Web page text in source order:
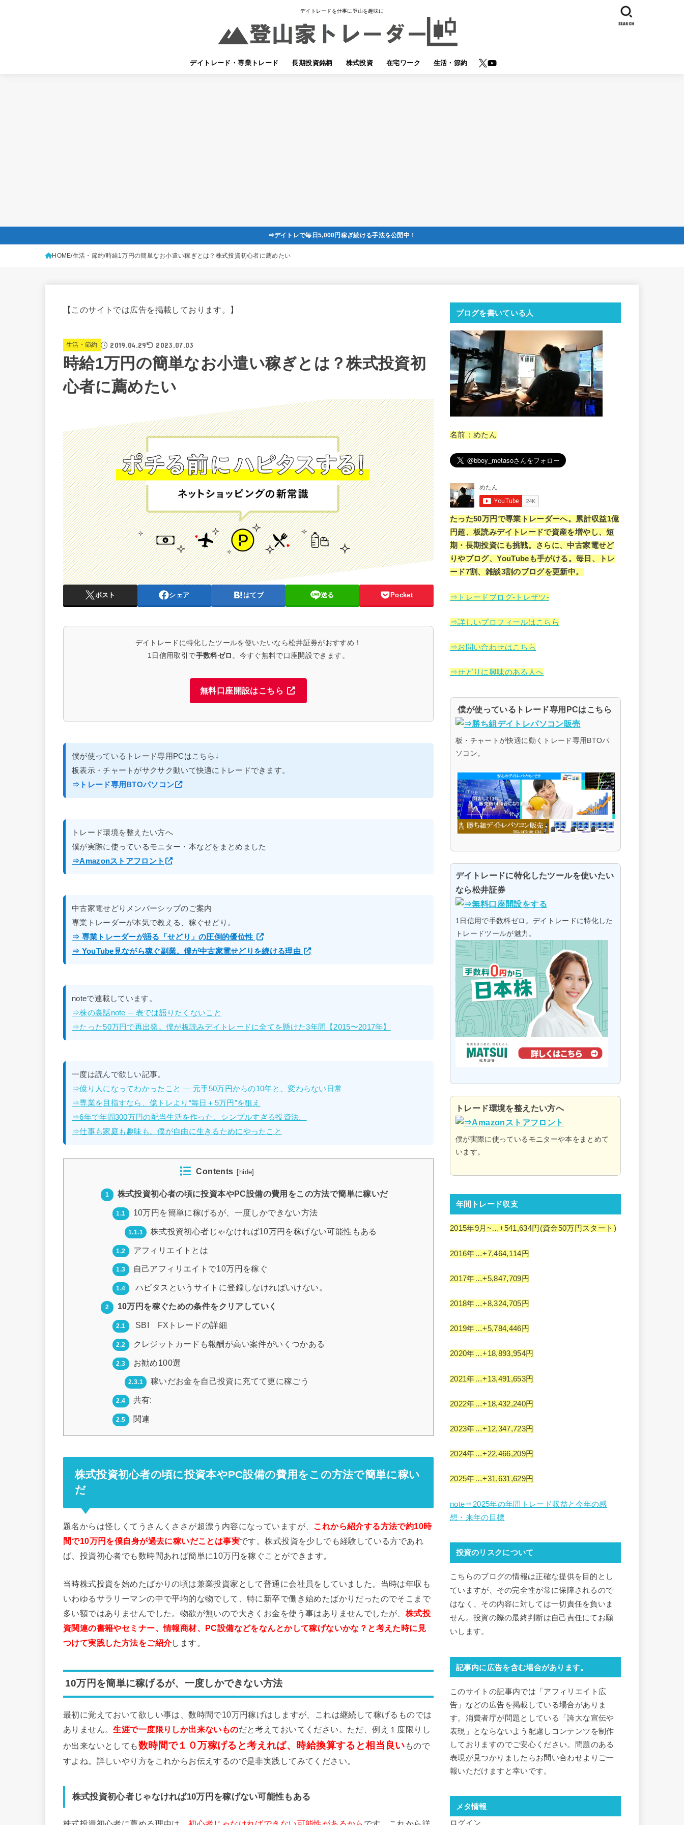
デイトレードを仕事に登山を趣味に
デイトレード・専業トレード 長期投資銘柄 株式投資 在宅ワーク 生活・節約
SEARCH
⇒デイトレで毎日5,000円稼ぎ続ける手法を公開中！
HOME 生活・節約 時給1万円の簡単なお小遣い稼ぎとは？株式投資初心者に薦めたい
【このサイトでは広告を掲載しております。】
生活・節約 2019.04.29 2023.07.03
時給1万円の簡単なお小遣い稼ぎとは？株式投資初
心者に薦めたい
ポスト シェア はてブ 送る Pocket
デイトレードに特化したツールを使いたいなら松井証券がおすすめ！
1日信用取引で手数料ゼロ 。今すぐ無料で口座開設できます。
無料口座開設はこちら
僕が使っているトレード専用PCはこちら↓
板表示・チャートがサクサク動いて快適にトレードできます。
⇒トレード専用BTOパソコン
トレード環境を整えたい方へ
僕が実際に使っているモニター・本などをまとめました
⇒Amazonストアフロント
中古家電せどりメンバーシップのご案内
専業トレーダーが本気で教える、稼ぐせどり。
⇒ 専業トレーダーが語る「せどり」の圧倒的優位性
⇒ YouTube見ながら稼ぐ副業。僕が中古家電せどりを続ける理由
noteで連載しています。
⇒株の裏話note ─ 表では語りたくないこと
⇒たった50万円で再出発。僕が板読みデイトレードに全てを懸けた3年間【2015〜2017年】
一度は読んで欲しい記事。
⇒億り人になってわかったこと — 元手50万円からの10年と、変わらない日常
⇒専業を目指すなら、億トレより“毎日＋5万円”を狙え
⇒6年で年間300万円の配当生活を作った、シンプルすぎる投資法。
⇒仕事も家庭も趣味も。僕が自由に生きるためにやったこと
Contents [ hide]
1 株式投資初心者の頃に投資本やPC設備の費用をこの方法で簡単に稼いだ
1.1 10万円を簡単に稼げるが、一度しかできない方法
1.1.1 株式投資初心者じゃなければ10万円を稼げない可能性もある
1.2 アフィリエイトとは
1.3 自己アフィリエイトで10万円を稼ぐ
1.4 ハピタスというサイトに登録しなければいけない。
2 10万円を稼ぐための条件をクリアしていく
2.1 SBI FXトレードの詳細
2.2 クレジットカードも報酬が高い案件がいくつかある
2.3 お勧め100選
2.3.1 稼いだお金を自己投資に充てて更に稼ごう
2.4 共有:
2.5 関連
株式投資初心者の頃に投資本やPC設備の費用をこの方法で簡単に稼い
だ
題名からは怪しくてうさんくささが超漂う内容になっていますが、 これから紹介する方法で約10時
間で10万円を僕自身が過去に稼いだことは事実です。株式投資を少しでも経験している方であれ
ば、投資初心者でも数時間あれば簡単に10万円を稼ぐことができます。
当時株式投資を始めたばかりの頃は兼業投資家として普通に会社員をしていました。当時は年収も
いわゆるサラリーマンの中で平均的な物でして、特に新卒で働き始めたばかりだったのでそこまで
多い額ではありませんでした。物欲が無いので大きくお金を使う事はありませんでしたが、 株式投
資関連の書籍やセミナー、情報商材、PC設備などをなんとかして稼げないかな？と考えた時に見
つけて実践した方法をご紹介します。
10万円を簡単に稼げるが、一度しかできない方法
最初に覚えておいて欲しい事は、数時間で10万円稼げはしますが、これは継続して稼げるものでは
ありません。生涯で一度限りしか出来ないものだと考えておいてください。ただ、例え１度限りし
か出来ないとしても数時間で１０万稼げると考えれば、時給換算すると相当良い もので
すよね。詳しいやり方をこれからお伝えするので是非実践してみてください。
株式投資初心者じゃなければ10万円を稼げない可能性もある
ブログを書いている人
名前：めたん
たった50万円で専業トレーダーへ。累計収益1億
円超、板読みデイトレードで資産を増やし、短
期・長期投資にも挑戦。さらに、中古家電せど
りやブログ、YouTubeも手がける。毎日、トレ
ード7割、雑談3割のブログを更新中。
⇒トレードブログ-トレザツ-
⇒詳しいプロフィールはこちら
⇒お問い合わせはこちら
⇒せどりに興味のある人へ
僕が使っているトレード専用PCはこちら
板・チャートが快適に動くトレード専用BTOパ
ソコン。
デイトレードに特化したツールを使いたい
なら松井証券
1日信用で手数料ゼロ。デイトレードに特化した
トレードツールが魅力。
トレード環境を整えたい方へ
僕が実際に使っているモニターや本をまとめて
います。
年間トレード収支
2015年9月~…+541,634円(資金50万円スタート)
2016年…+7,464,114円
2017年…+5,847,709円
2018年…+8,324,705円
2019年…+5,784,446円
2020年…+18,893,954円
2021年…+13,491,653円
2022年…+18,432,240円
2023年…+12,347,723円
2024年…+22,466,209円
2025年…+31,631,629円
note⇒2025年の年間トレード収益と今年の感
想・来年の目標
投資のリスクについて
こちらのブログの情報は正確な提供を目的とし
ていますが、その完全性が常に保障されるので
はなく、その内容に対しては一切責任を負いま
せん。投資の際の最終判断は自己責任にてお願
いします。
記事内に広告を含む場合があります。
このサイトの記事内では「アフィリエイト広
告」などの広告を掲載している場合がありま
す。消費者庁が問題としている「誇大な宣伝や
表現」とならないよう配慮しコンテンツを制作
しておりますのでご安心ください。問題のある
表現が見つかりましたらお問い合わせよりご一
報いただけますと幸いです。
メタ情報
ログイン